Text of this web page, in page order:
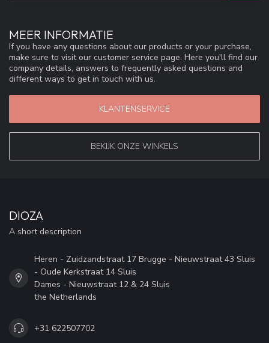
MEER INFORMATIE
If you have any questions about our products or your purchase,
make sure to visit our customer service page. Here you'll find our
company details, answers to frequently asked questions and
different ways to get in touch with us.
KLANTENSERVICE
BEKIJK ONZE WINKELS
DIOZA
A short description
Heren - Zuidzandstraat 17 Brugge - Nieuwstraat 43 Sluis
- Oude Kerkstraat 14 Sluis
Dames - Nieuwstraat 12 & 24 Sluis
the Netherlands
+31 622507702